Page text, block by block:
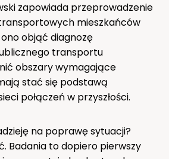
zapowiada przeprowadzenie
mieszkańców
objąć diagnozę
transportu
obszary wymagające
stać się podstawą
połączeń w przyszłości.
na poprawę sytuacji?
Badania to dopiero pierwszy